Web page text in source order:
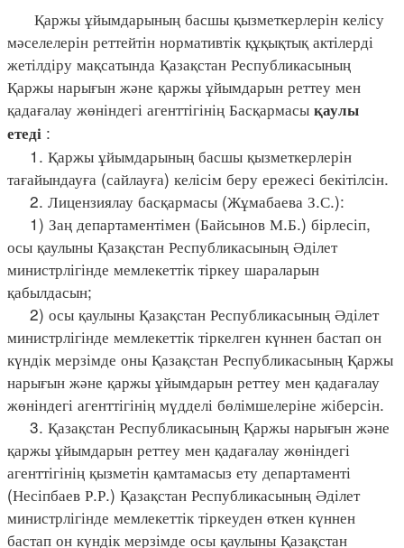
Қаржы ұйымдарының басшы қызметкерлерін келісу
мәселелерін реттейтін нормативтік құқықтық актілерді
жетілдіру мақсатында Қазақстан Республикасының
Қаржы нарығын және қаржы ұйымдарын реттеу мен
қадағалау жөніндегі агенттігінің Басқармасы қаулы
етеді :
1. Қаржы ұйымдарының басшы қызметкерлерін
тағайындауға (сайлауға) келісім беру ережесі бекітілсін.
2. Лицензиялау басқармасы (Жұмабаева З.С.):
1) Заң департаментімен (Байсынов М.Б.) бірлесіп,
осы қаулыны Қазақстан Республикасының Әділет
министрлігінде мемлекеттік тіркеу шараларын
қабылдасын;
2) осы қаулыны Қазақстан Республикасының Әділет
министрлігінде мемлекеттік тіркелген күннен бастап он
күндік мерзімде оны Қазақстан Республикасының Қаржы
нарығын және қаржы ұйымдарын реттеу мен қадағалау
жөніндегі агенттігінің мүдделі бөлімшелеріне жіберсін.
3. Қазақстан Республикасының Қаржы нарығын және
қаржы ұйымдарын реттеу мен қадағалау жөніндегі
агенттігінің қызметін қамтамасыз ету департаменті
(Несіпбаев Р.Р.) Қазақстан Республикасының Әділет
министрлігінде мемлекеттік тіркеуден өткен күннен
бастап он күндік мерзімде осы қаулыны Қазақстан